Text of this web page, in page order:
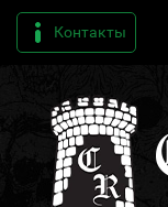
Контакты